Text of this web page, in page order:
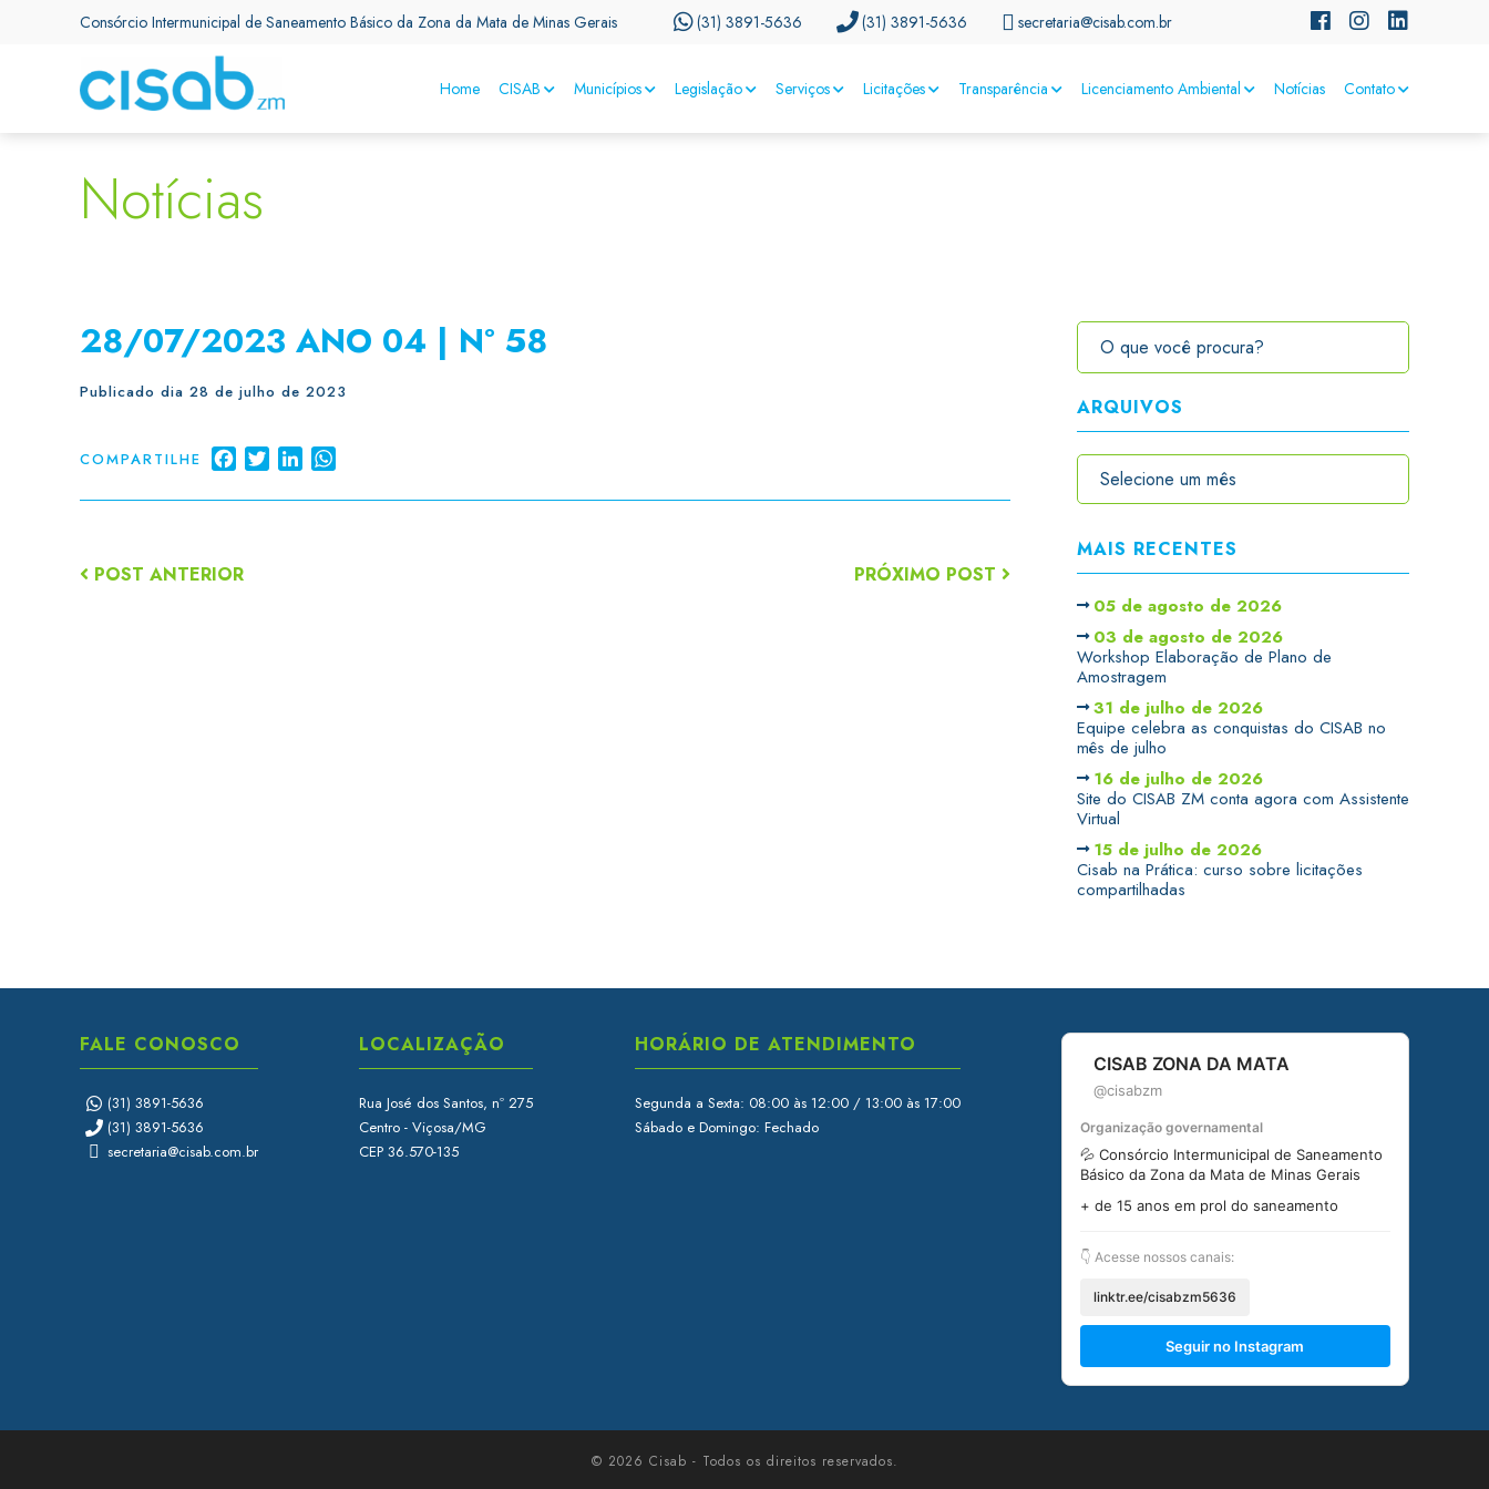
Consórcio Intermunicipal de Saneamento Básico da Zona da Mata de Minas Gerais (31) 3891-5636 (31) 3891-5636 secretaria@cisab.com.br
Home CISAB Municípios Legislação Serviços Licitações Transparência Licenciamento Ambiental Notícias Contato
Notícias
28/07/2023 ANO 04 | Nº 58
Publicado dia 28 de julho de 2023
COMPARTILHE FacebookTwitterLinkedIn
POST ANTERIOR PRÓXIMO POST
ARQUIVOS
MAIS RECENTES
05 de agosto de 2026
03 de agosto de 2026
Workshop Elaboração de Plano de
Amostragem
31 de julho de 2026
Equipe celebra as conquistas do CISAB no
mês de julho
16 de julho de 2026
Site do CISAB ZM conta agora com Assistente
Virtual
15 de julho de 2026
Cisab na Prática: curso sobre licitações
compartilhadas
FALE CONOSCO
(31) 3891-5636
(31) 3891-5636
secretaria@cisab.com.br
LOCALIZAÇÃO
Rua José dos Santos, nº 275
Centro - Viçosa/MG
CEP 36.570-135
HORÁRIO DE ATENDIMENTO
Segunda a Sexta: 08:00 às 12:00 / 13:00 às 17:00
Sábado e Domingo: Fechado
CISAB ZONA DA MATA
@cisabzm
Organização governamental
💦 Consórcio Intermunicipal de Saneamento
Básico da Zona da Mata de Minas Gerais
+ de 15 anos em prol do saneamento
👇 Acesse nossos canais:
linktr.ee/cisabzm5636
Seguir no Instagram
© 2026 Cisab - Todos os direitos reservados.